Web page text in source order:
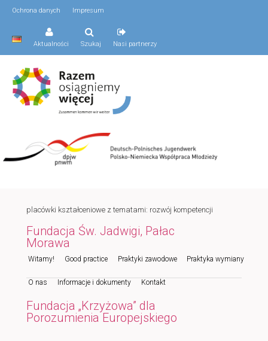
Ochrona danych Impresum
Aktualności Szukaj Nasi partnerzy
Przeskocz
do
tekstu
Przeskocz
do
widgetów
Witamy! Good practice Praktyki zawodowe Praktyka wymiany
O nas Informacje i dokumenty Kontakt
placówki kształceniowe z tematami: rozwój kompetencji
Fundacja Św. Jadwigi, Pałac
Morawa
Fundacja „Krzyżowa” dla
Porozumienia Europejskiego